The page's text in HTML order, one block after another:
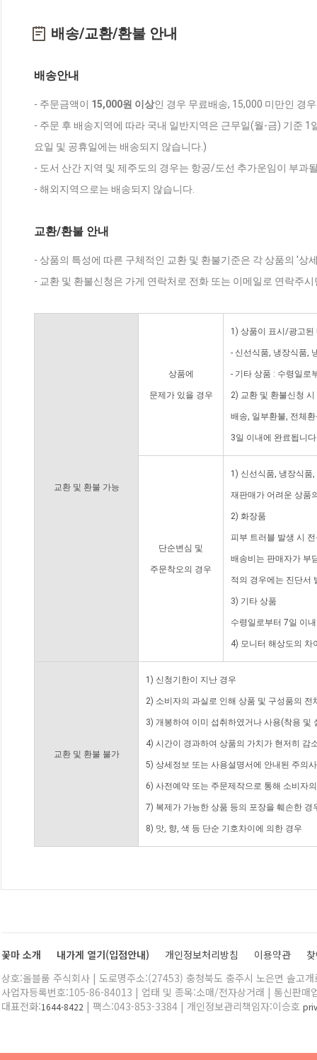
배송/교환/환불 안내
배송안내
- 주문금액이 15,000원 이상인 경우 무료배송, 15,000 미만인 경
- 주문 후 배송지역에 따라 국내 일반지역은 근무일(월-금) 기준
요일 및 공휴일에는 배송되지 않습니다.)
- 도서 산간 지역 및 제주도의 경우는 항공/도선 추가운임이 부과
- 해외지역으로는 배송되지 않습니다.
교환/환불 안내
- 상품의 특성에 따른 구체적인 교환 및 환불기준은 각 상품의 '상
- 교환 및 환불신청은 가게 연락처로 전화 또는 이메일로 연락주
교환 및 환불 가능
상품에
문제가 있을 경우
1) 상품이 표시/광고된
- 신선식품, 냉장식품,
- 기타 상품 : 수령일로
2) 교환 및 환불신청
배송, 일부환불, 전체
3일 이내에 완료됩니
단순변심 및
주문착오의 경우
1) 신선식품, 냉장식품
재판매가 어려운 상품
2) 화장품
피부 트러블 발생 시
배송비는 판매자가 부
적의 경우에는 진단서
3) 기타 상품
수령일로부터 7일 이
4) 모니터 해상도의 차
교환 및 환불 불가
1) 신청기한이 지난 경우
2) 소비자의 과실로 인해 상품 및 구성품의
3) 개봉하여 이미 섭취하였거나 사용(착용 및
4) 시간이 경과하여 상품의 가치가 현저히 감
5) 상세정보 또는 사용설명서에 안내된 주의
6) 사전예약 또는 주문제작으로 통해 소비자
7) 복제가 가능한 상품 등의 포장을 훼손한 경
8) 맛, 향, 색 등 단순 기호차이에 의한 경우
꽃마 소개 내가게 열기(입점안내) 개인정보처리방침 이용약관
상호:올블룸 주식회사 | 도로명주소:(27453) 충청북도 충주시 노은면 솔고
사업자등록번호:105-86-84013 | 업태 및 종목:소매/전자상거래 | 통신판매
대표전화:1644-8422 | 팩스:043-853-3384 | 개인정보관리책임자:이승호